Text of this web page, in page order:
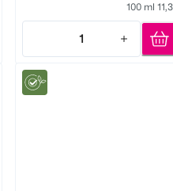
100 ml
1
Quantity: 1